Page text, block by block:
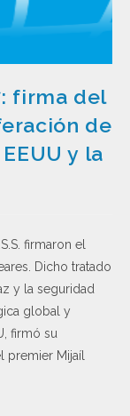
firma del
de
y la
firmaron el
Dicho tratado
y la seguridad
global y
firmó su
premier Mijaíl